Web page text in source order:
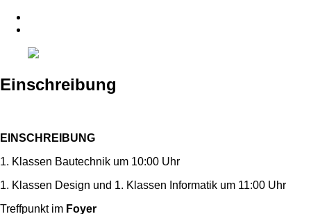
Einschreibung
EINSCHREIBUNG
1. Klassen Bautechnik um 10:00 Uhr
1. Klassen Design und 1. Klassen Informatik um 11:00 Uhr
Treffpunkt im Foyer